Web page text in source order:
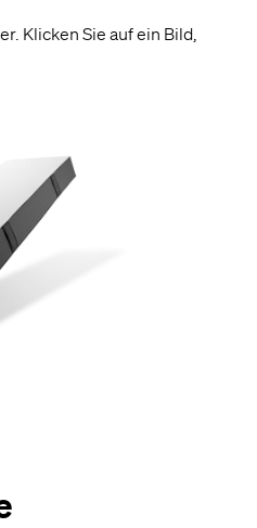
Klicken Sie auf ein Bild,